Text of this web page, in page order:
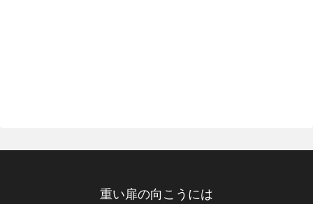
重い扉の向こうには